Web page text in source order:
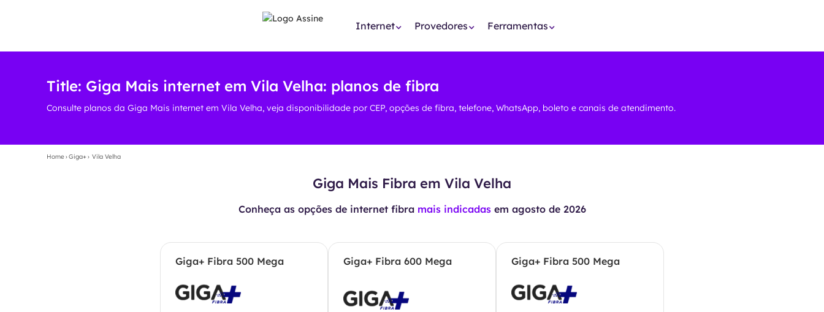
Internet Provedores Ferramentas
Title: Giga Mais internet em Vila Velha: planos de fibra
Consulte planos da Giga Mais internet em Vila Velha, veja disponibilidade por CEP, opções de fibra, telefone, WhatsApp, boleto e canais de atendimento.
Home›Giga+› Vila Velha
Giga Mais Fibra em Vila Velha
Conheça as opções de internet fibra mais indicadasem agosto de 2026
Giga+ Fibra 500 Mega Giga+ Fibra 600 Mega Giga+ Fibra 500 Mega